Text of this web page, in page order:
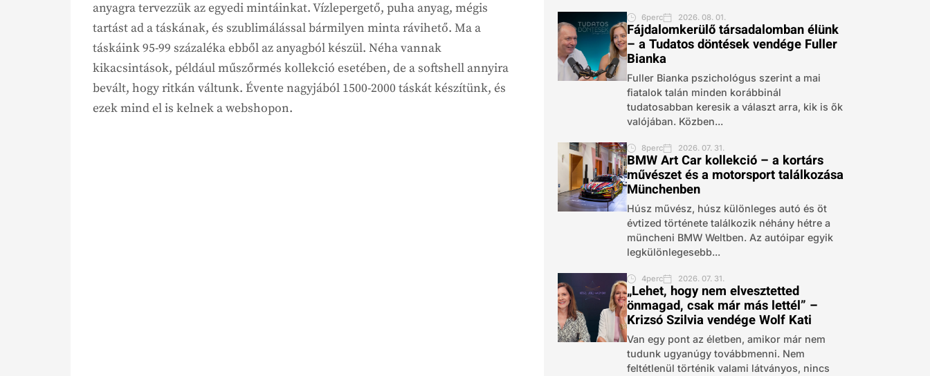
anyagra tervezzük az egyedi mintáinkat. Vízlepergető, puha anyag, mégis
tartást ad a táskának, és szublimálással bármilyen minta rávihető. Ma a
táskáink 95-99 százaléka ebből az anyagból készül. Néha vannak
kikacsintások, például műszőrmés kollekció esetében, de a softshell annyira
bevált, hogy ritkán váltunk. Évente nagyjából 1500-2000 táskát készítünk, és
ezek mind el is kelnek a webshopon.
6perc 2026. 08. 01.
Fájdalomkerülő társadalomban élünk
– a Tudatos döntések vendége Fuller
Bianka
Fuller Bianka pszichológus szerint a mai
fiatalok talán minden korábbinál
tudatosabban keresik a választ arra, kik is ők
valójában. Közben...
8perc 2026. 07. 31.
BMW Art Car kollekció – a kortárs
művészet és a motorsport találkozása
Münchenben
Húsz művész, húsz különleges autó és öt
évtized története találkozik néhány hétre a
müncheni BMW Weltben. Az autóipar egyik
legkülönlegesebb...
4perc 2026. 07. 31.
„Lehet, hogy nem elvesztetted
önmagad, csak már más lettél” –
Krizsó Szilvia vendége Wolf Kati
Van egy pont az életben, amikor már nem
tudunk ugyanúgy továbbmenni. Nem
feltétlenül történik valami látványos, nincs